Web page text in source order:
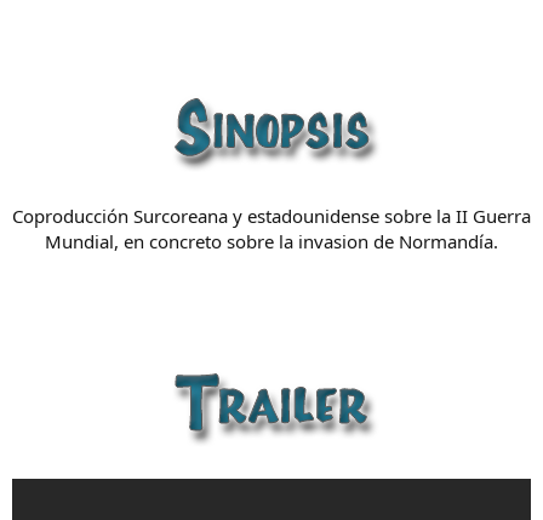
Coproducción Surcoreana y estadounidense sobre la II Guerra
Mundial, en concreto sobre la invasion de Normandía.